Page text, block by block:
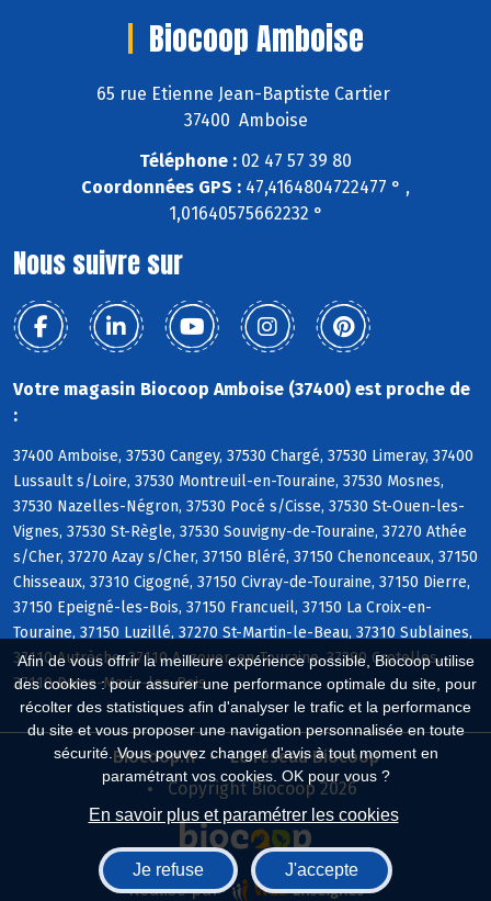
Afin de vous offrir la meilleure expérience possible, Biocoop utilise
des cookies : pour assurer une performance optimale du site, pour
récolter des statistiques afin d'analyser le trafic et la performance
du site et vous proposer une navigation personnalisée en toute
sécurité. Vous pouvez changer d'avis à tout moment en
paramétrant vos cookies. OK pour vous ?
En savoir plus et paramétrer les cookies
Je refuse J'accepte
Biocoop Amboise
65 rue Etienne Jean-Baptiste Cartier
37400 Amboise
Téléphone : 02 47 57 39 80
Coordonnées GPS : 47,4164804722477 ° ,
1,01640575662232 °
Nous suivre sur
Votre magasin Biocoop Amboise (37400) est proche de
:
37400 Amboise, 37530 Cangey, 37530 Chargé, 37530 Limeray, 37400
Lussault s/Loire, 37530 Montreuil-en-Touraine, 37530 Mosnes,
37530 Nazelles-Négron, 37530 Pocé s/Cisse, 37530 St-Ouen-les-
Vignes, 37530 St-Règle, 37530 Souvigny-de-Touraine, 37270 Athée
s/Cher, 37270 Azay s/Cher, 37150 Bléré, 37150 Chenonceaux, 37150
Chisseaux, 37310 Cigogné, 37150 Civray-de-Touraine, 37150 Dierre,
37150 Epeigné-les-Bois, 37150 Francueil, 37150 La Croix-en-
Touraine, 37150 Luzillé, 37270 St-Martin-le-Beau, 37310 Sublaines,
37110 Autrèche, 37110 Auzouer-en-Touraine, 37380 Crotelles,
37110 Dame-Marie-les-Bois
Biocoop.fr
Le réseau Biocoop
Copyright Biocoop 2026
Réalisé par